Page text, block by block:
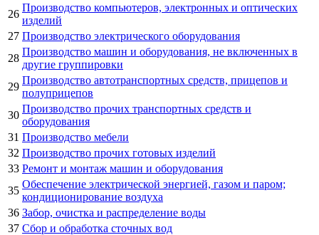
26
Производство компьютеров, электронных и оптических
изделий
27 Производство электрического оборудования
28
Производство машин и оборудования, не включенных в
другие группировки
29
Производство автотранспортных средств, прицепов и
полуприцепов
30
Производство прочих транспортных средств и
оборудования
31 Производство мебели
32 Производство прочих готовых изделий
33 Ремонт и монтаж машин и оборудования
35
Обеспечение электрической энергией, газом и паром;
кондиционирование воздуха
36 Забор, очистка и распределение воды
37 Сбор и обработка сточных вод